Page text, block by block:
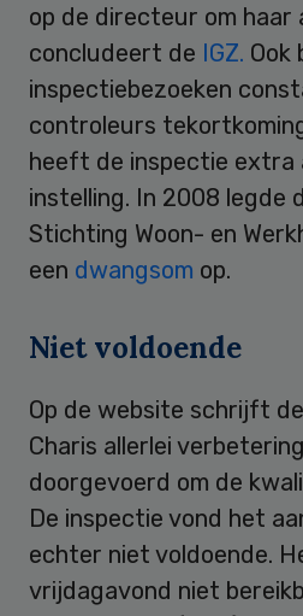
op de directeur om haar
concludeert de IGZ. Ook
inspectiebezoeken
controleurs
heeft de inspectie extra
instelling. In 2008 legde
Stichting Woon- en
een dwangsom op.
Niet voldoende
Op de website schrijft
Charis allerlei
doorgevoerd om de
De inspectie vond het
echter niet voldoende.
vrijdagavond niet